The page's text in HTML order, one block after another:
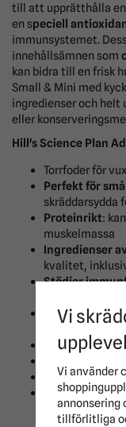
till att upprätthålla en
en speciell
immunsystemet.
innehållsämnen som
kan bidra till en frisk
Small & Mini med
ingredienser och helt
eller
Hill's Science Plan
Torrfoder för
Perfekt för
skräddarsydda
Proteinrikt:
muskelmassa
Ingredienser
kvalitet,
Stödjer
Omega-6
Jättegott:väl
Utan
Vi
Vi använder
annonsering
tillförlitliga